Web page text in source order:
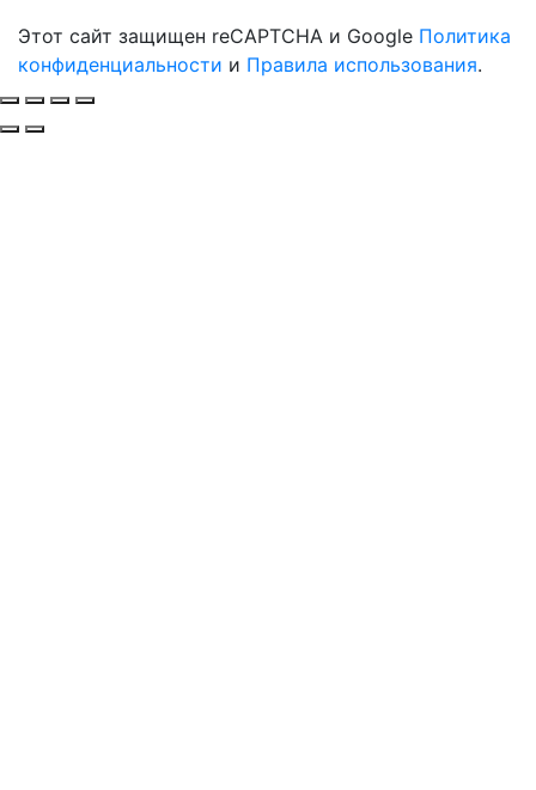
Этот сайт защищен reCAPTCHA и Google Политика
конфиденциальности и Правила использования.